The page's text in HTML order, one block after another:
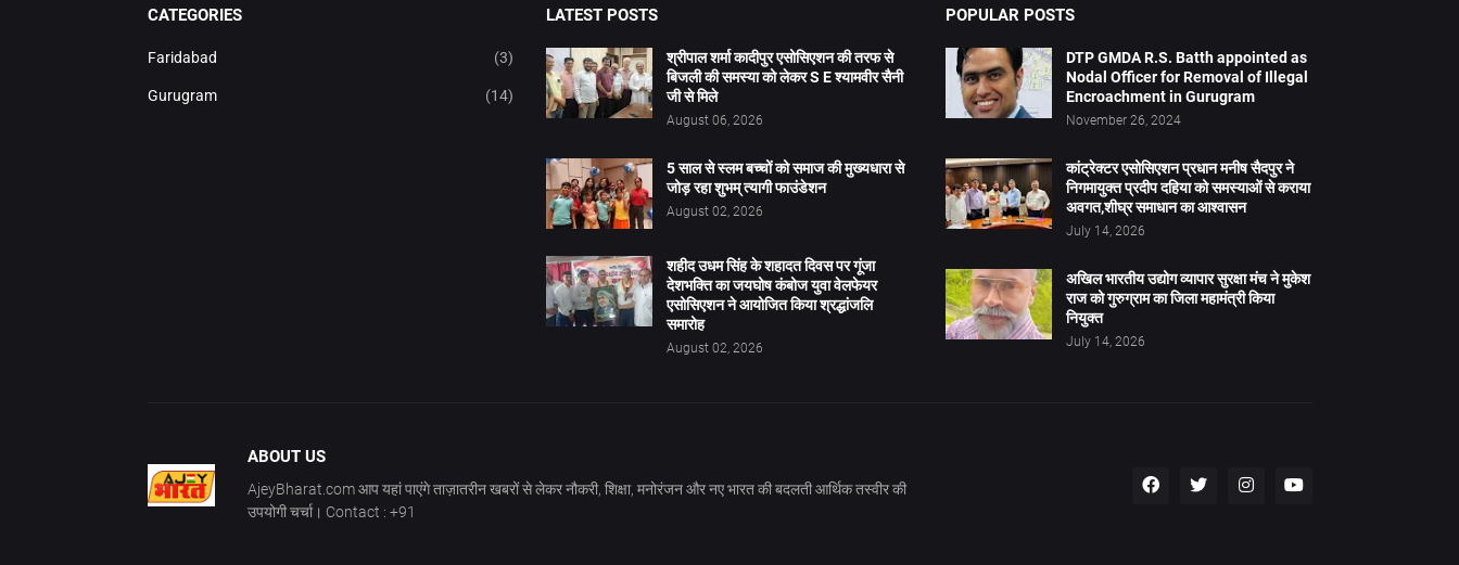
CATEGORIES
Faridabad (3)
Gurugram (14)
LATEST POSTS
श्रीपाल शर्मा कादीपुर एसोसिएशन की तरफ से
बिजली की समस्या को लेकर S E श्यामवीर सैनी
जी से मिले
August 06, 2026
5 साल से स्लम बच्चों को समाज की मुख्यधारा से
जोड़ रहा शुभम् त्यागी फाउंडेशन
August 02, 2026
शहीद उधम सिंह के शहादत दिवस पर गूंजा
देशभक्ति का जयघोष कंबोज युवा वेलफेयर
एसोसिएशन ने आयोजित किया श्रद्धांजलि
समारोह
August 02, 2026
POPULAR POSTS
DTP GMDA R.S. Batth appointed as
Nodal Officer for Removal of Illegal
Encroachment in Gurugram
November 26, 2024
कांट्रेक्टर एसोसिएशन प्रधान मनीष सैदपुर ने
निगमायुक्त प्रदीप दहिया को समस्याओं से कराया
अवगत,शीघ्र समाधान का आश्वासन
July 14, 2026
अखिल भारतीय उद्योग व्यापार सुरक्षा मंच ने मुकेश
राज को गुरुग्राम का जिला महामंत्री किया
नियुक्त
July 14, 2026
ABOUT US
AjeyBharat.com आप यहां पाएंगे ताज़ातरीन खबरों से लेकर नौकरी, शिक्षा, मनोरंजन और नए भारत की बदलती आर्थिक तस्वीर की
उपयोगी चर्चा। Contact : +91